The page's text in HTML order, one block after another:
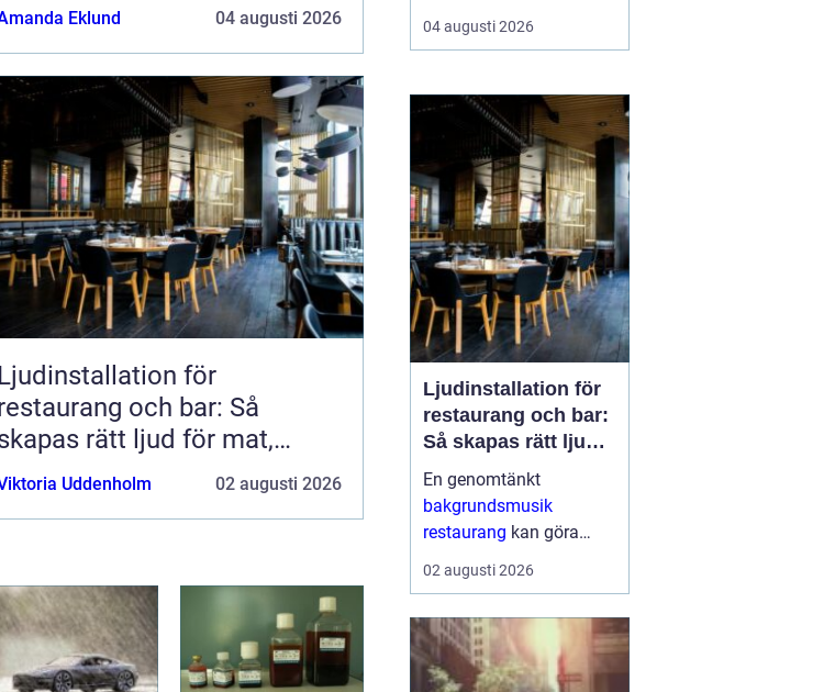
Eklund 04 augusti 2026
Ljudinstallation för
och bar: Så
rätt ljud för mat,
och stämning
Uddenholm 02 augusti 2026
och deras årliga
växande lager kan
historia och omgivning.
04 augusti 2026
Ljudinstallation för
restaurang och bar:
Så skapas rätt ljud
för mat, dryck och
stämning
En genomtänkt
bakgrundsmusik
restaurang kan göra
skillnaden mellan en
lokal som gästerna
plats där de g&aum...
02 augusti 2026